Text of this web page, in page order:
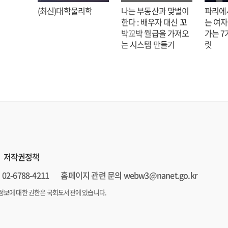
(최신)대학물리학
나는 부동산과 맞벌이
한다 : 배우자 대신 꼬
박꼬박 월급을 가져오
는 시스템 만들기
파리
는 여
가는 7
릿
저작권정책
02-6788-4211
홈페이지 관련 문의 webw3@nanet.go.kr
에 대한 권한은 국회도서관에 있습니다.